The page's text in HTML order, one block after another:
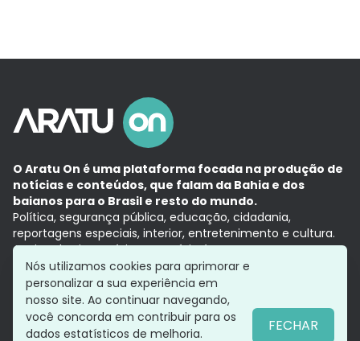
O Aratu On é uma plataforma focada na produção de
notícias e conteúdos, que falam da Bahia e dos
baianos para o Brasil e resto do mundo.
Política, segurança pública, educação, cidadania,
reportagens especiais, interior, entretenimento e cultura.
Aqui, tudo vira notícia e a notícia é no tempo presente,
com a credibilidade do Grupo Aratu.
Grupo Aratu
Política de privacidade
Nós utilizamos cookies para aprimorar e
personalizar a sua experiência em
nosso site. Ao continuar navegando,
você concorda em contribuir para os
dados estatísticos de melhoria.
FECHAR